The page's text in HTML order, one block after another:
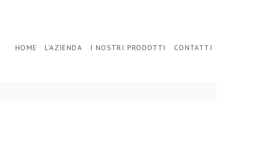
HOME L’AZIENDA I NOSTRI PRODOTTI CONTATTI